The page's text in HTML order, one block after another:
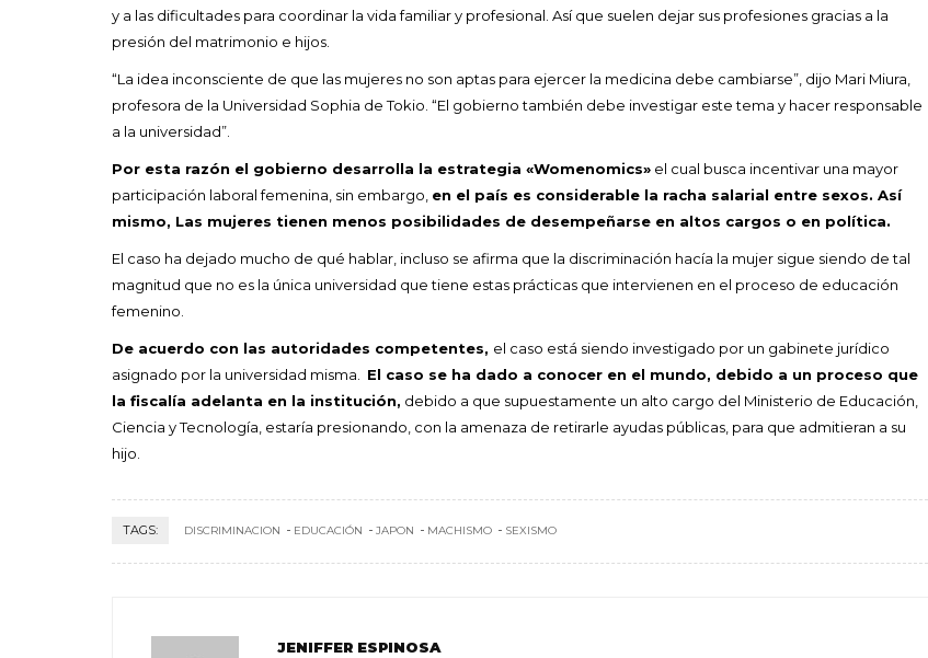
y a las dificultades para coordinar la vida familiar y profesional. Así que suelen dejar sus profesiones gracias a la
presión del matrimonio e hijos.
“La idea inconsciente de que las mujeres no son aptas para ejercer la medicina debe cambiarse”, dijo Mari Miura,
profesora de la Universidad Sophia de Tokio. “El gobierno también debe investigar este tema y hacer responsable
a la universidad”.
Por esta razón el gobierno desarrolla la estrategia «Womenomics» el cual busca incentivar una mayor
participación laboral femenina, sin embargo, en el país es considerable la racha salarial entre sexos. Así
mismo, Las mujeres tienen menos posibilidades de desempeñarse en altos cargos o en política.
El caso ha dejado mucho de qué hablar, incluso se afirma que la discriminación hacía la mujer sigue siendo de tal
magnitud que no es la única universidad que tiene estas prácticas que intervienen en el proceso de educación
femenino.
De acuerdo con las autoridades competentes, el caso está siendo investigado por un gabinete jurídico
asignado por la universidad misma. El caso se ha dado a conocer en el mundo, debido a un proceso que
la fiscalía adelanta en la institución, debido a que supuestamente un alto cargo del Ministerio de Educación,
Ciencia y Tecnología, estaría presionando, con la amenaza de retirarle ayudas públicas, para que admitieran a su
hijo.
TAGS: DISCRIMINACION EDUCACIÓN JAPON MACHISMO SEXISMO
JENIFFER ESPINOSA